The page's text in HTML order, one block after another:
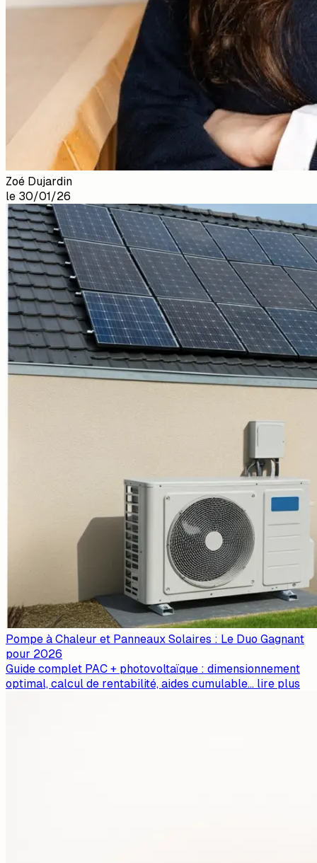
Zoé Dujardin
le 30/01/26
Pompe à Chaleur et Panneaux Solaires : Le Duo Gagnant
pour 2026
Guide complet PAC + photovoltaïque : dimensionnement
optimal, calcul de rentabilité, aides cumulable... lire plus